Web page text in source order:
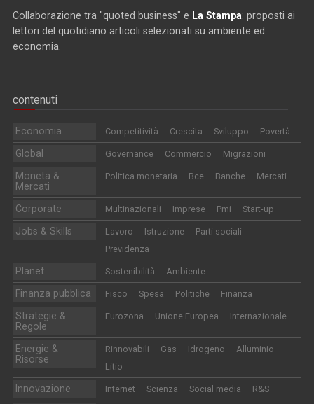
Collaborazione tra "quoted business" e La Stampa: proposti ai
lettori del quotidiano articoli selezionati su ambiente ed
economia.
contenuti
Economia Competitività Crescita Sviluppo Povertà
Global Governance Commercio Migrazioni
Moneta &
Mercati
Politica monetaria Bce Banche Mercati
Corporate Multinazionali Imprese Pmi Start-up
Jobs & Skills Lavoro Istruzione
Parti sociali
Previdenza
Planet Sostenibilità Ambiente
Finanza pubblica Fisco Spesa Politiche Finanza
Strategie &
Regole
Eurozona Unione Europea Internazionale
Energie &
Risorse
Rinnovabili Gas Idrogeno
Alluminio
Litio
Innovazione Internet Scienza Social media R&S